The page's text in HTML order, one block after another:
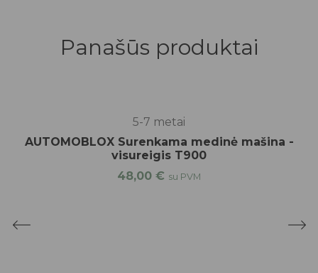
Panašūs produktai
5-7 metai
AUTOMOBLOX Surenkama medinė mašina -
visureigis T900
48,00 € su PVM